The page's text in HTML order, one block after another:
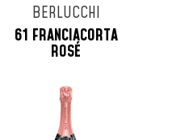
BERLUCCHI
61 FRANCIACORTA
ROSÉ